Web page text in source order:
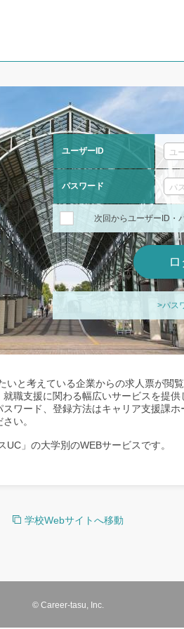
ユーザーID
パスワード
次回からユーザーID・
>パス
と考えている企業からの求人票が閲
職支援に関わる幅広いサービスを提供
ワード、登録方法はキャリア支援課
い。
」の大学別のWEBサービスです。
学校Webサイトへ移動
© Career-tasu, Inc.